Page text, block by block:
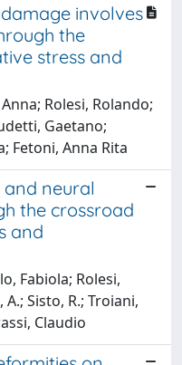
involves
the
stress and
Rolesi, Rolando;
Gaetano;
Fetoni, Anna Rita
neural
the crossroad
and
Fabiola; Rolesi,
Sisto, R.; Troiani,
Claudio